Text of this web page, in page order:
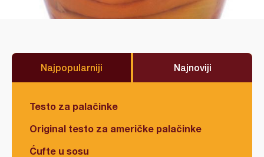
Najpopularniji Najnoviji
Testo za palačinke
Original testo za američke palačinke
Ćufte u sosu